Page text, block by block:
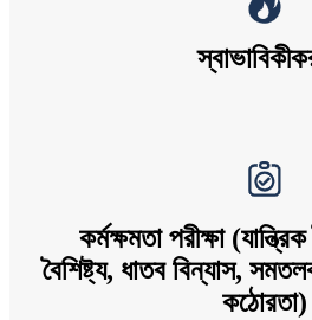
কর্মক্ষমতা পরীক্ষা
বৈশিষ্ট্য, ধাতব বিন্যাস,
কঠোরতা)